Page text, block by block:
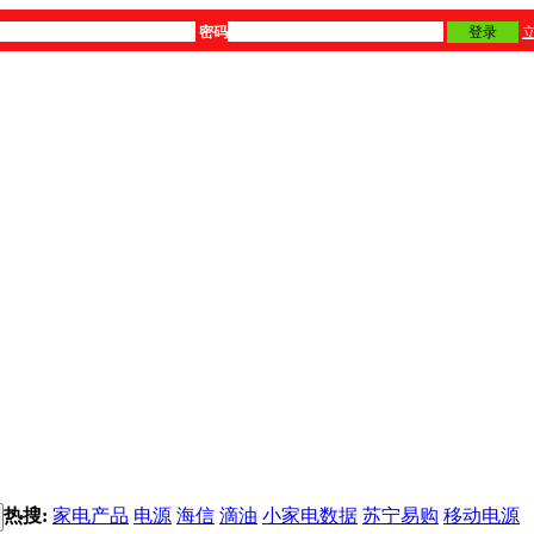
密码 登录
热搜: 家电产品 电源 海信 滴油 小家电数据 苏宁易购 移动电源